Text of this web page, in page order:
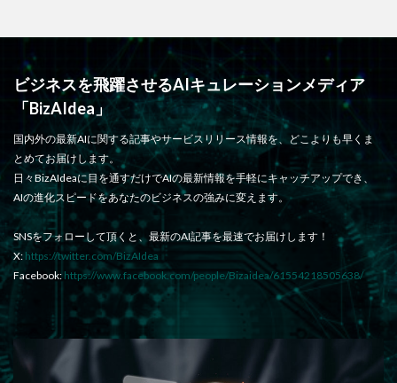
ビジネスを飛躍させるAIキュレーションメディア
「BizAIdea」
国内外の最新AIに関する記事やサービスリリース情報を、どこよりも早くま
とめてお届けします。
日々BizAIdeaに目を通すだけでAIの最新情報を手軽にキャッチアップでき、
AIの進化スピードをあなたのビジネスの強みに変えます。
SNSをフォローして頂くと、最新のAI記事を最速でお届けします！
X: https://twitter.com/BizAIdea
Facebook: https://www.facebook.com/people/Bizaidea/61554218505638/